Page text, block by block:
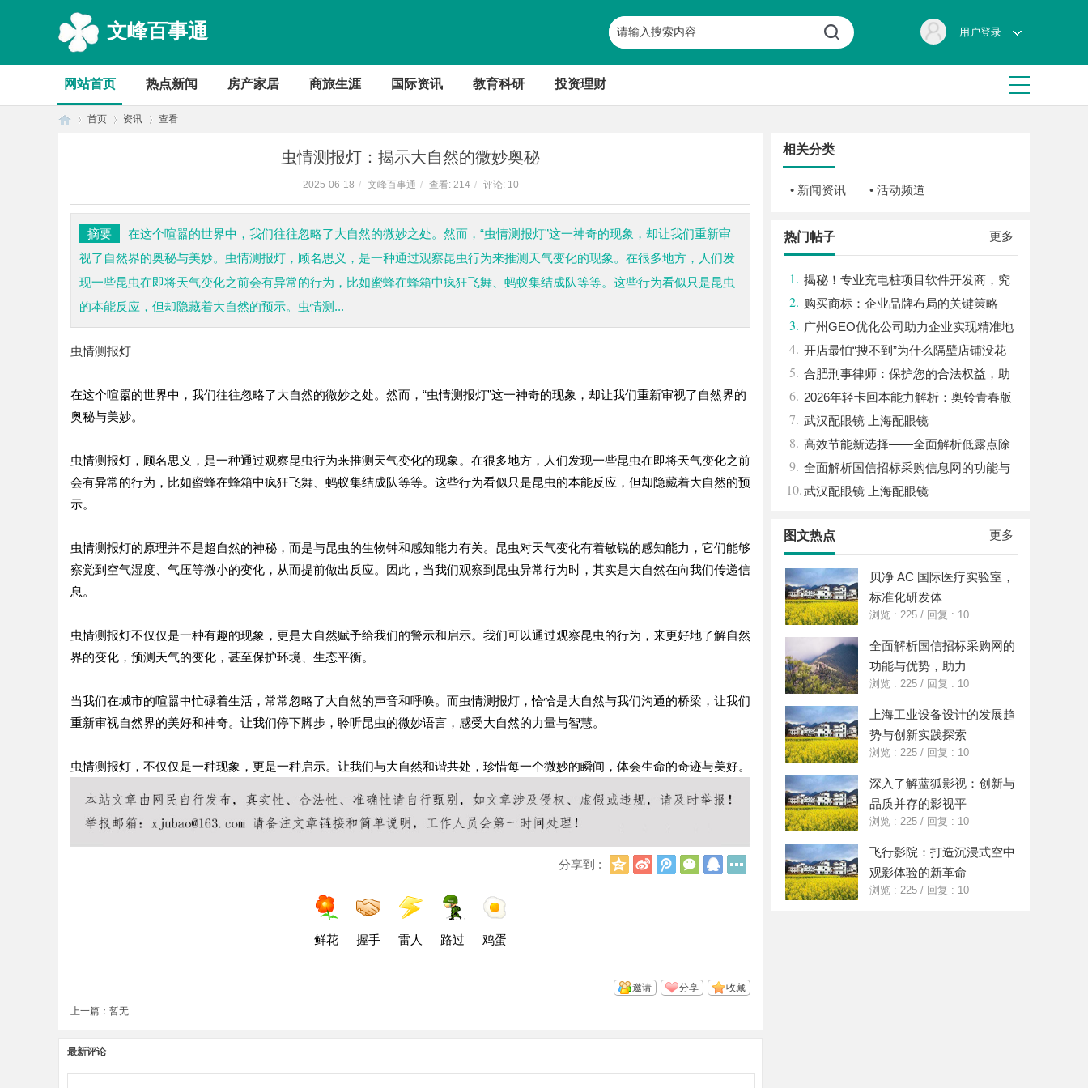
文峰百事通 用户登录
网站首页 热点新闻 房产家居 商旅生涯 国际资讯 教育科研 投资理财
首页 资讯 查看
虫情测报灯：揭示大自然的微妙奥秘
2025-06-18 / 文峰百事通 / 查看: 214 / 评论: 10
摘要
在这个喧嚣的世界中，我们往往忽略了大自然的微妙之处。然而，“虫情测报灯”这一神奇的现象，却让我们重新审
视了自然界的奥秘与美妙。虫情测报灯，顾名思义，是一种通过观察昆虫行为来推测天气变化的现象。在很多地方，人们发
现一些昆虫在即将天气变化之前会有异常的行为，比如蜜蜂在蜂箱中疯狂飞舞、蚂蚁集结成队等等。这些行为看似只是昆虫
的本能反应，但却隐藏着大自然的预示。虫情测...
虫情测报灯
在这个喧嚣的世界中，我们往往忽略了大自然的微妙之处。然而，“虫情测报灯”这一神奇的现象，却让我们重新审视了自然界的
奥秘与美妙。
虫情测报灯，顾名思义，是一种通过观察昆虫行为来推测天气变化的现象。在很多地方，人们发现一些昆虫在即将天气变化之前
会有异常的行为，比如蜜蜂在蜂箱中疯狂飞舞、蚂蚁集结成队等等。这些行为看似只是昆虫的本能反应，但却隐藏着大自然的预
示。
虫情测报灯的原理并不是超自然的神秘，而是与昆虫的生物钟和感知能力有关。昆虫对天气变化有着敏锐的感知能力，它们能够
察觉到空气湿度、气压等微小的变化，从而提前做出反应。因此，当我们观察到昆虫异常行为时，其实是大自然在向我们传递信
息。
虫情测报灯不仅仅是一种有趣的现象，更是大自然赋予给我们的警示和启示。我们可以通过观察昆虫的行为，来更好地了解自然
界的变化，预测天气的变化，甚至保护环境、生态平衡。
当我们在城市的喧嚣中忙碌着生活，常常忽略了大自然的声音和呼唤。而虫情测报灯，恰恰是大自然与我们沟通的桥梁，让我们
重新审视自然界的美好和神奇。让我们停下脚步，聆听昆虫的微妙语言，感受大自然的力量与智慧。
虫情测报灯，不仅仅是一种现象，更是一种启示。让我们与大自然和谐共处，珍惜每一个微妙的瞬间，体会生命的奇迹与美好。
分享到 :
Q
新
浪
腾
讯
微
信
Q
鲜花 握手 雷人 路过 鸡蛋
收藏
分享
邀请
上一篇：暂无
最新评论
相关分类
• 新闻资讯 • 活动频道
更多
热门帖子
1. 揭秘！专业充电桩项目软件开发商，究
竟藏着哪些行业秘诀？
2. 购买商标：企业品牌布局的关键策略
3. 广州GEO优化公司助力企业实现精准地
理信息服务升级
4. 开店最怕“搜不到”为什么隔壁店铺没花
钱，ai却天天给他免费派单？
5. 合肥刑事律师：保护您的合法权益，助
您走出法律困境
6. 2026年轻卡回本能力解析：奥铃青春版
回本关键因素与高潜力车型介绍
7. 武汉配眼镜 上海配眼镜
8. 高效节能新选择——全面解析低露点除
湿机的应用与优势
9. 全面解析国信招标采购信息网的功能与
优势
10.武汉配眼镜 上海配眼镜
更多
图文热点
贝净 AC 国际医疗实验室，
标准化研发体
浏览 : 225 / 回复 : 10
全面解析国信招标采购网的
功能与优势，助力
浏览 : 225 / 回复 : 10
上海工业设备设计的发展趋
势与创新实践探索
浏览 : 225 / 回复 : 10
深入了解蓝狐影视：创新与
品质并存的影视平
浏览 : 225 / 回复 : 10
飞行影院：打造沉浸式空中
观影体验的新革命
浏览 : 225 / 回复 : 10